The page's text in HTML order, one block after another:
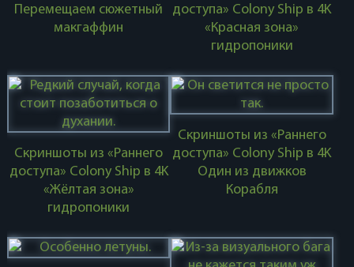
Перемещаем сюжетный
макгаффин
доступа» Colony Ship в 4K
«Красная зона»
гидропоники
Скриншоты из «Раннего
доступа» Colony Ship в 4K
«Жёлтая зона»
гидропоники
Скриншоты из «Раннего
доступа» Colony Ship в 4K
Один из движков
Корабля